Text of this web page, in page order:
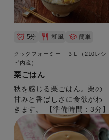
5分 和風 簡単
クックフォーミー ３Ｌ（210レシ
ピ内蔵）
栗ごはん
秋を感じる栗ごはん。栗の
甘みと香ばしさに食欲がわ
きます。 【準備時間：3分】